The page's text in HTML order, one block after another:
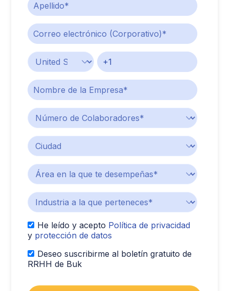
He leído y acepto Política de privacidad
y protección de datos
Deseo suscribirme al boletín gratuito de
RRHH de Buk